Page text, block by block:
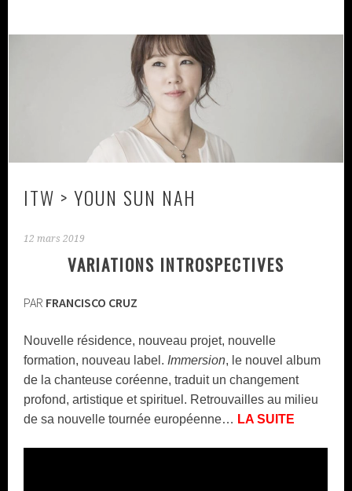
ITW > YOUN SUN NAH
12 mars 2019
VARIATIONS INTROSPECTIVES
PAR FRANCISCO CRUZ
Nouvelle résidence, nouveau projet, nouvelle
formation, nouveau label. Immersion, le nouvel album
de la chanteuse coréenne, traduit un changement
profond, artistique et spirituel. Retrouvailles au milieu
de sa nouvelle tournée européenne… LA SUITE